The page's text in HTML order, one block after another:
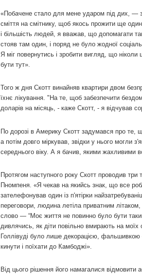
«Побачене стало для мене ударом під дих, —
сміття на смітнику, щоб якось прожити ще
і більшість людей, я вважав, що допомагати
стояв там один, і поряд не було жодної
Я міг повернутись і зробити вигляд, що
бути тут».
Того ж дня Скотт винайняв квартири двом
їхнє лікування. "На те, щоб забезпечити
доларів на місяць, - каже Скотт, - я відчував
По дорозі в Америку Скотт задумався про те,
а потім довго міркував, звідки у нього могли
середнього віку. А я бачив, якими жахливими
Протягом наступного року Скотт проводив три
Пномпеня. «Я чекав на якийсь знак, що все
зателефонував один із п'ятірки
переговори, людина летіла приватним
слово — “Моє життя не повинно було бути
дивлячись, як діти повільно вмирають на
Голлівуді було лише декорацією,
кинути і поїхати до Камбоджі».
Від цього рішення його намагалися